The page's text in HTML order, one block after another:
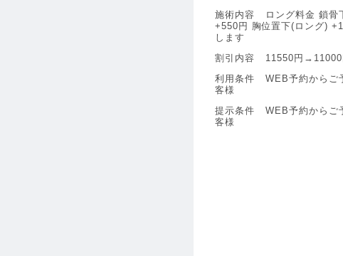
施術内容
ロング料金 鎖骨
+550円 胸位置下(ロング)
します
割引内容
11550円→11000
利用条件
WEB予約からご
客様
提示条件
WEB予約からご
客様